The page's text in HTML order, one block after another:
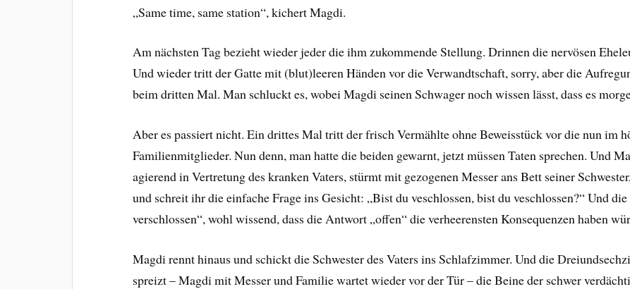
„Same time, same station“, kichert Magdi.
Am nächsten Tag bezieht wieder jeder die ihm zukommende Stellung. Drinnen die nervösen
Und wieder tritt der Gatte mit (blut)leeren Händen vor die Verwandtschaft, sorry, aber die
beim dritten Mal. Man schluckt es, wobei Magdi seinen Schwager noch wissen lässt, dass es
Aber es passiert nicht. Ein drittes Mal tritt der frisch Vermählte ohne Beweisstück vor die nun im
Familienmitglieder. Nun denn, man hatte die beiden gewarnt, jetzt müssen Taten sprechen. Und
agierend in Vertretung des kranken Vaters, stürmt mit gezogenen Messer ans Bett seiner
und schreit ihr die einfache Frage ins Gesicht: „Bist du veschlossen, bist du veschlossen?“ Und
verschlossen“, wohl wissend, dass die Antwort „offen“ die verheerensten Konsequenzen haben
Magdi rennt hinaus und schickt die Schwester des Vaters ins Schlafzimmer. Und die
spreizt – Magdi mit Messer und Familie wartet wieder vor der Tür – die Beine der schwer